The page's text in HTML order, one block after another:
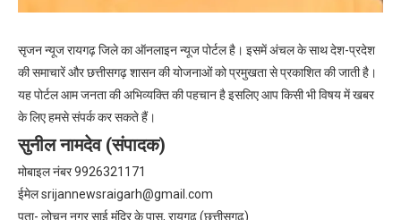
सृजन न्यूज रायगढ़ जिले का ऑनलाइन न्यूज पोर्टल है। इसमें अंचल के साथ देश-प्रदेश
की समाचारें और छत्तीसगढ़ शासन की योजनाओं को प्रमुखता से प्रकाशित की जाती है।
यह पोर्टल आम जनता की अभिव्यक्ति की पहचान है इसलिए आप किसी भी विषय में खबर
के लिए हमसे संपर्क कर सकते हैं।
सुनील नामदेव (संपादक)
मोबाइल नंबर 9926321171
ईमेलsrijannewsraigarh@gmail.com
पता- लोचन नगर साई मंदिर के पास, रायगढ़ (छत्तीसगढ़)